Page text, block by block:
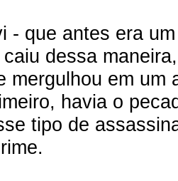
- que antes era
dessa
mergulhou em um
havia o
tipo de